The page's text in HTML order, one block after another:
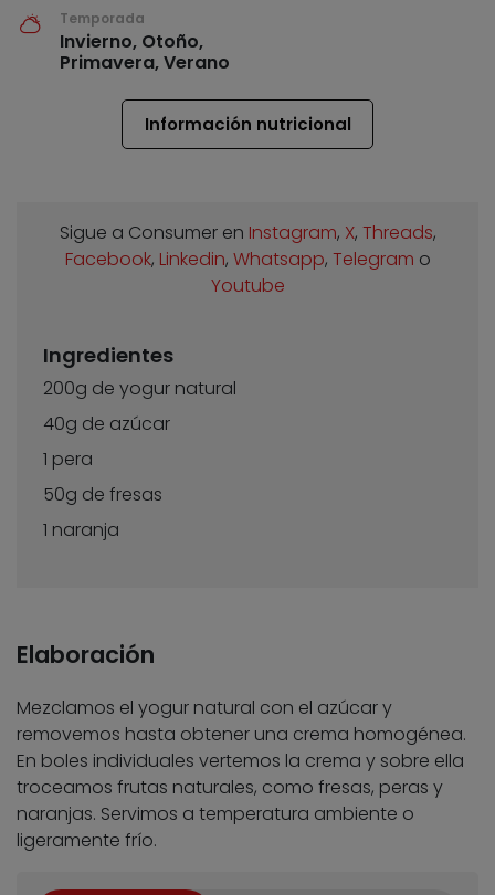
Temporada
Invierno, Otoño,
Primavera, Verano
Información nutricional
Sigue a Consumer en Instagram, X, Threads,
Facebook, Linkedin, Whatsapp, Telegram o
Youtube
Ingredientes
200g de yogur natural
40g de azúcar
1 pera
50g de fresas
1 naranja
Elaboración
Mezclamos el yogur natural con el azúcar y
removemos hasta obtener una crema homogénea.
En boles individuales vertemos la crema y sobre ella
troceamos frutas naturales, como fresas, peras y
naranjas. Servimos a temperatura ambiente o
ligeramente frío.